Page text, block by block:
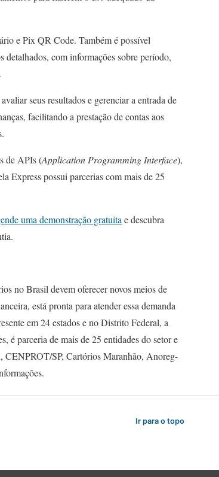
e Pix QR Code. Também é possível
com informações sobre período,
seus resultados e gerenciar a entrada de
facilitando a prestação de contas aos
de APIs (Application Programming Interface),
Express possui parcerias com mais de 25
uma demonstração gratuita e descubra
no Brasil devem oferecer novos meios de
está pronta para atender essa demanda
em 24 estados e no Distrito Federal, a
é parceria de mais de 25 entidades do setor e
CENPROT/SP, Cartórios Maranhão, Anoreg-
Ir para o topo